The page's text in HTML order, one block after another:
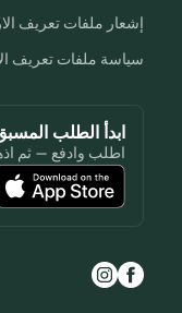
إشعار ملفات تعريف
سياسة ملفات تعريف
ابدأ الطلب
اطلب وادفع — ثم